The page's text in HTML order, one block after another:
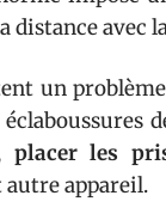
avec
un
placer les
appareil.